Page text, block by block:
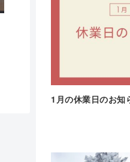
1月の休業日のお知